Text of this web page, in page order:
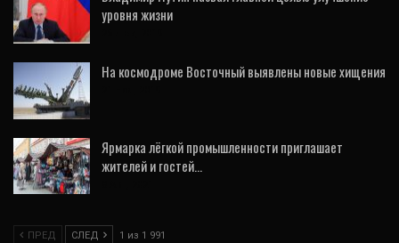
уровня жизни
На космодроме Восточный выявлены новые хищения
Ярмарка лёгкой промышленности приглашает
жителей и гостей…
ПРЕД СЛЕД 1 из 1 991